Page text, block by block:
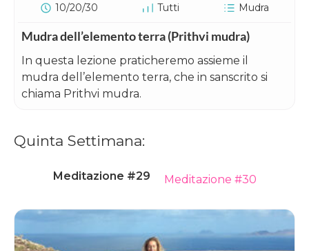
10/20/30 Tutti Mudra
Mudra dell’elemento terra (Prithvi mudra)
In questa lezione praticheremo assieme il
mudra dell’elemento terra, che in sanscrito si
chiama Prithvi mudra.
Quinta Settimana:
Meditazione #29 Meditazione #30